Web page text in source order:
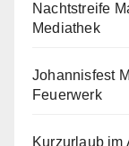
Nachtstreife
Mediathek
Johannisfest
Feuerwerk
Kurzurlaub im